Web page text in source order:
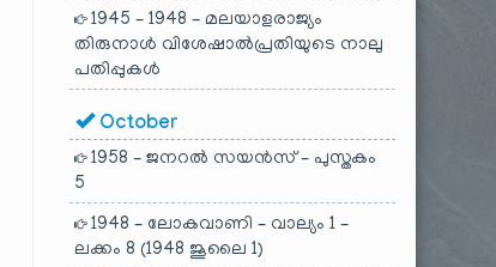
1945 – 1948 – മലയാളരാജ്യം
തിരുനാൾ വിശേഷാൽപ്രതിയുടെ നാലു
പതിപ്പുകൾ
October
1958 – ജനറൽ സയൻസ് – പുസ്തകം
5
1948 – ലോകവാണി – വാല്യം 1 –
ലക്കം 8 (1948 ജൂലൈ 1)